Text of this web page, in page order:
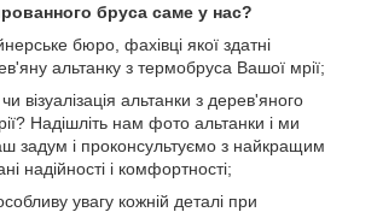
бруса саме у нас?
бюро, фахівці якої здатні
альтанку з термобруса Вашої мрії;
візуалізація альтанки з дерев'яного
Надішліть нам фото альтанки і ми
задум і проконсультуємо з найкращим
надійності і комфортності;
увагу кожній деталі при